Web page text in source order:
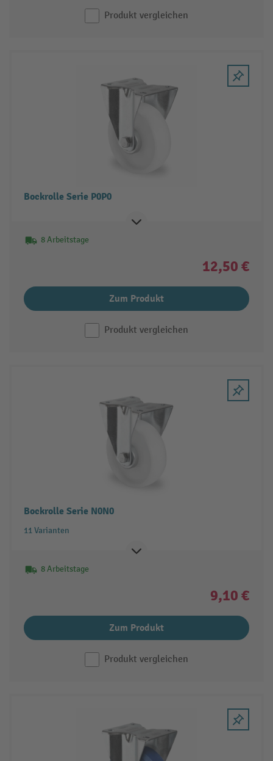
Produkt vergleichen
Bockrolle Serie P0P0
8 Arbeitstage
12,50 €
Zum Produkt
Produkt vergleichen
Bockrolle Serie N0N0
11 Varianten
8 Arbeitstage
9,10 €
Zum Produkt
Produkt vergleichen